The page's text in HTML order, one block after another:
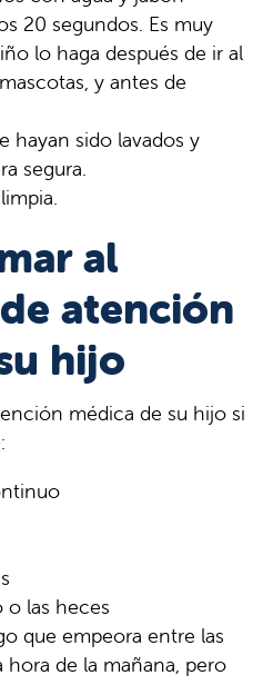
20 segundos. Es muy
lo haga después de ir al
y antes de
hayan sido lavados y
segura.
al
atención
hijo
médica de su hijo si
o las heces
que empeora entre las
hora de la mañana, pero